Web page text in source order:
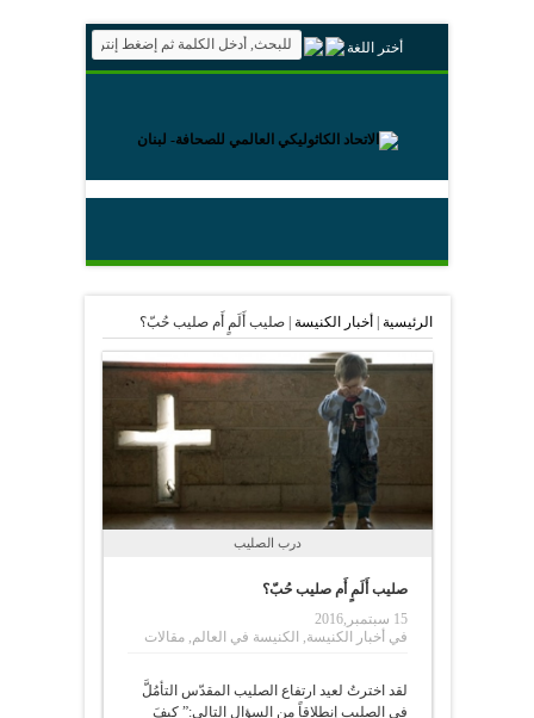
أختر اللغة
الرئيسية أخبار الكنيسة |صليب أَلَمٍ أَم صليب حُبّ؟
درب الصليب
صليب أَلَمٍ أَم صليب حُبّ؟
15 سبتمبر,2016
في أخبار الكنيسة الكنيسة في العالم ,مقالات
لقد اخترتُ لعيد ارتفاع الصليب المقدّس التأمُلَّ
في الصليب إنطلاقاً من السؤال التالي:” كيفَ